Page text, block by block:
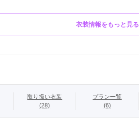
フルセットお買い上げ価格
衣装情報をもっと見る
取り扱い衣装
(28)
プラン一覧
(6)